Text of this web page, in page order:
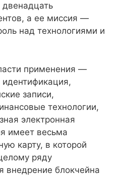
двенадцать
а ее миссия —
над технологиями и
применения —
записи,
технологии,
электронная
имеет весьма
карту, в которой
ряду
внедрение блокчейна